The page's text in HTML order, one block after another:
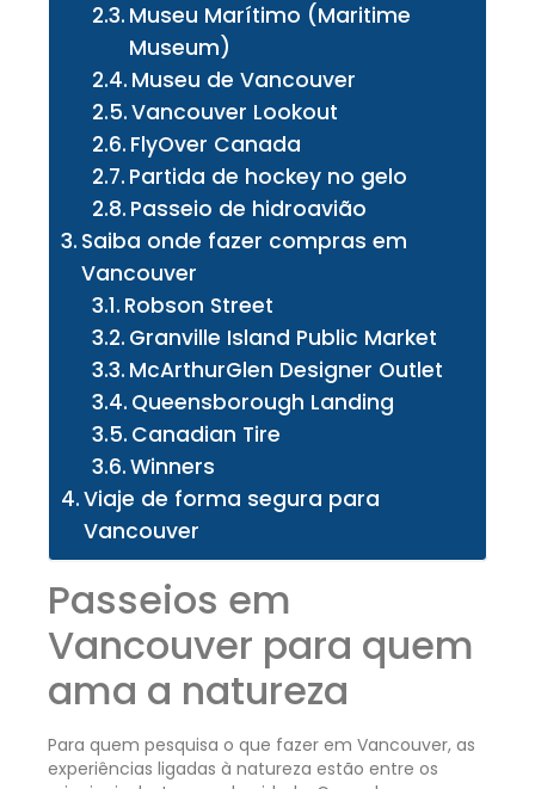
Museu Marítimo (Maritime
Museum)
Museu de Vancouver
Vancouver Lookout
FlyOver Canada
Partida de hockey no gelo
Passeio de hidroavião
Saiba onde fazer compras em
Vancouver
Robson Street
Granville Island Public Market
McArthurGlen Designer Outlet
Queensborough Landing
Canadian Tire
Winners
Viaje de forma segura para
Vancouver
Passeios em
Vancouver para quem
ama a natureza
Para quem pesquisa o que fazer em Vancouver, as
experiências ligadas à natureza estão entre os